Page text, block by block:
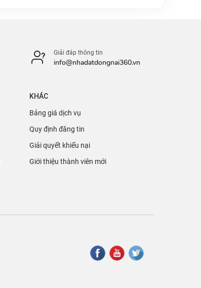
Giải đáp thông tin
info@nhadatdongnai360.vn
KHÁC
Bảng giá dịch vụ
Quy định đăng tin
Giải quyết khiếu nại
Giới thiệu thành viên mới